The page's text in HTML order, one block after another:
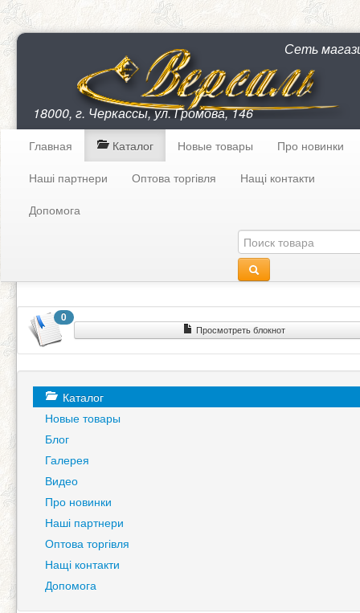
Сеть
18000, г. Черкассы, ул. Громова, 146
Главная Каталог Новые товары
Про новинки
Наші партнери
Оптова торгівля
Нащі контакти
Допомога
0
Просмотреть блокнот
Каталог
Новые товары
Блог
Галерея
Видео
Про новинки
Наші партнери
Оптова торгівля
Нащі контакти
Допомога